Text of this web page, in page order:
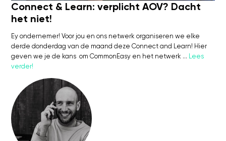
Connect & Learn: verplicht AOV? Dacht
het niet!
Ey ondernemer! Voor jou en ons netwerk organiseren we elke
derde donderdag van de maand deze Connect and Learn! Hier
geven we je de kans om CommonEasy en het netwerk … Lees
verder!